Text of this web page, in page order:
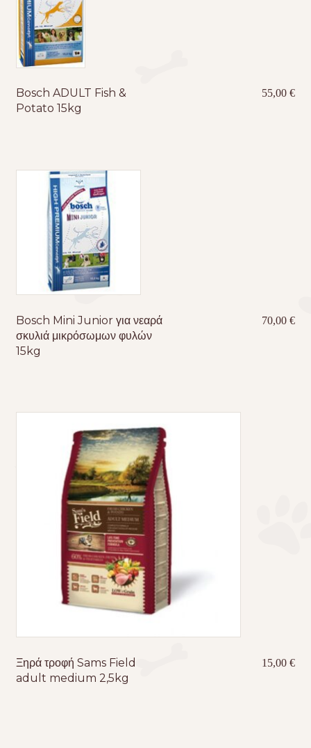
Bosch ADULT Fish &
Potato 15kg
55,00€
Bosch Mini Junior για νεαρά
σκυλιά μικρόσωμων φυλών
15kg
70,00€
Ξηρά τροφή Sams Field
adult medium 2,5kg
15,00€